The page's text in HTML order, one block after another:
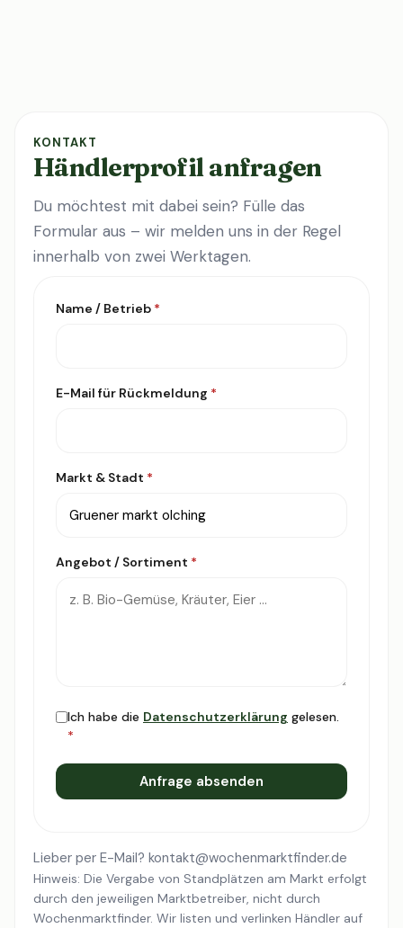
KONTAKT
Händlerprofil anfragen
Du möchtest mit dabei sein? Fülle das
Formular aus – wir melden uns in der Regel
innerhalb von zwei Werktagen.
Name / Betrieb *
E-Mail für Rückmeldung *
Markt & Stadt *
Angebot / Sortiment *
Ich habe die Datenschutzerklärung gelesen.
*
Anfrage absenden
Lieber per E-Mail? kontakt@wochenmarktfinder.de
Hinweis: Die Vergabe von Standplätzen am Markt erfolgt
durch den jeweiligen Marktbetreiber, nicht durch
Wochenmarktfinder. Wir listen und verlinken Händler auf